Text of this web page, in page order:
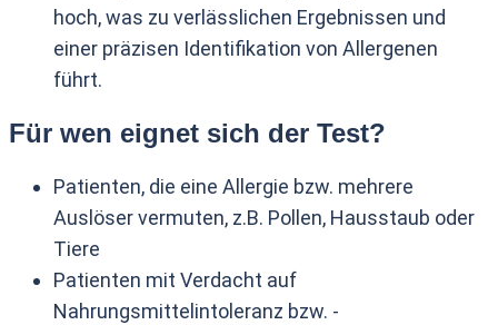
hoch, was zu verlässlichen Ergebnissen und
einer präzisen Identifikation von Allergenen
führt.
Für wen eignet sich der Test?
Patienten, die eine Allergie bzw. mehrere
Auslöser vermuten, z.B. Pollen, Hausstaub oder
Tiere
Patienten mit Verdacht auf
Nahrungsmittelintoleranz bzw. -